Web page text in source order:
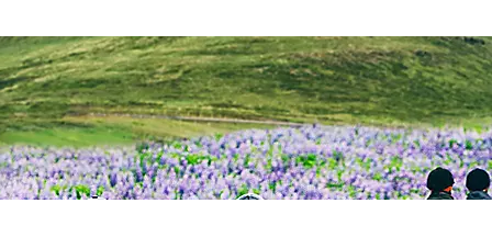
Iceland is an unbelievable wonderland where scenes like this one
of Kirkjufell mountain abound.